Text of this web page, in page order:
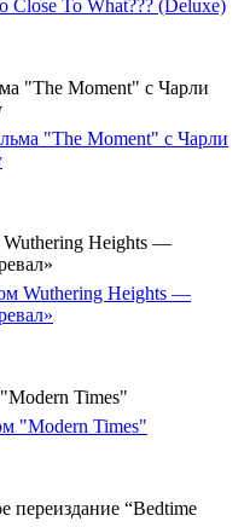
"The Moment" с Чарли
Wuthering Heights —
Times"
переиздание “Bedtime